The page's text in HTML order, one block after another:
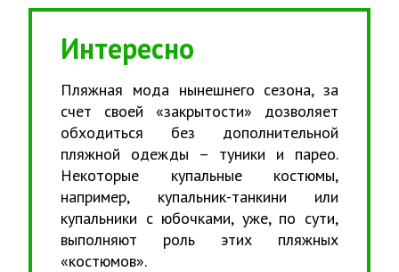
Интересно
Пляжная мода нынешнего сезона, за
счет своей «закрытости» дозволяет
обходиться без дополнительной
пляжной одежды – туники и парео.
Некоторые купальные костюмы,
например, купальник-танкини или
купальники с юбочками, уже, по сути,
выполняют роль этих пляжных
«костюмов».